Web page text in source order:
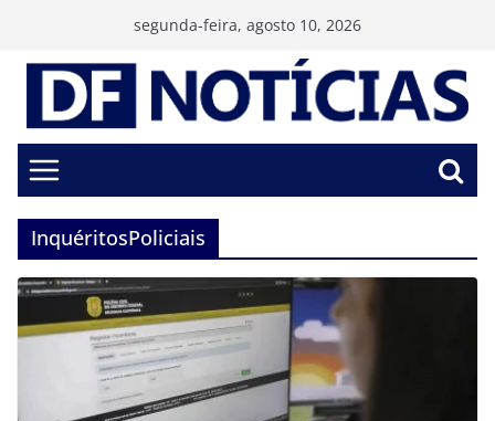
conteúdo
segunda-feira, agosto 10, 2026
InquéritosPoliciais